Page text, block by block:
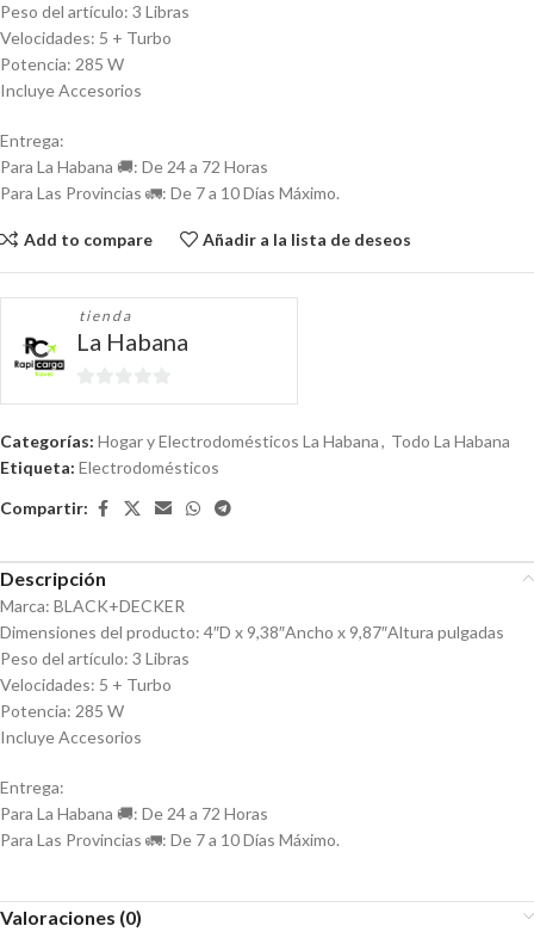
Peso del artículo: 3 Libras
Velocidades: 5 + Turbo
Potencia: 285 W
Incluye Accesorios
Entrega:
Para La Habana 🚚: De 24 a 72 Horas
Para Las Provincias 🚛: De 7 a 10 Días Máximo.
Add to compare Añadir a la lista de deseos
tienda
La Habana
0
Categorías: Hogar y Electrodomésticos La Habana, Todo La Habana
Etiqueta: Electrodomésticos
Compartir:
Descripción
Marca: BLACK+DECKER
Dimensiones del producto: 4″D x 9,38″Ancho x 9,87″Altura pulgadas
Peso del artículo: 3 Libras
Velocidades: 5 + Turbo
Potencia: 285 W
Incluye Accesorios
Entrega:
Para La Habana 🚚: De 24 a 72 Horas
Para Las Provincias 🚛: De 7 a 10 Días Máximo.
Valoraciones (0)